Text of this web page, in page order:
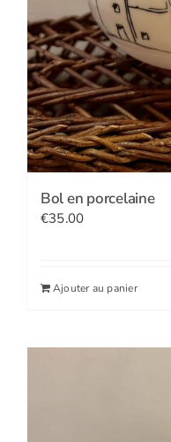
Bol en porcelaine
€35.00
Ajouter au panier